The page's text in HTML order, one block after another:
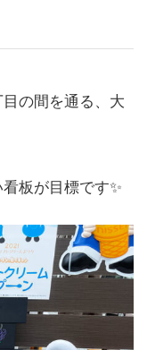
の間を通る、大
板が目標です✨